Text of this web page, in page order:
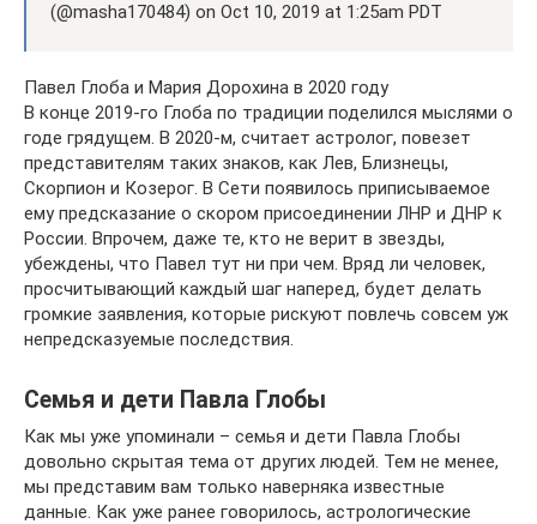
(@masha170484) on Oct 10, 2019 at 1:25am PDT
Павел Глоба и Мария Дорохина в 2020 году
В конце 2019-го Глоба по традиции поделился мыслями о
годе грядущем. В 2020-м, считает астролог, повезет
представителям таких знаков, как Лев, Близнецы,
Скорпион и Козерог. В Сети появилось приписываемое
ему предсказание о скором присоединении ЛНР и ДНР к
России. Впрочем, даже те, кто не верит в звезды,
убеждены, что Павел тут ни при чем. Вряд ли человек,
просчитывающий каждый шаг наперед, будет делать
громкие заявления, которые рискуют повлечь совсем уж
непредсказуемые последствия.
Семья и дети Павла Глобы
Как мы уже упоминали – семья и дети Павла Глобы
довольно скрытая тема от других людей. Тем не менее,
мы представим вам только наверняка известные
данные. Как уже ранее говорилось, астрологические